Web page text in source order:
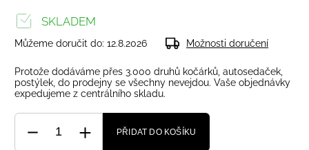
SKLADEM
Můžeme doručit do: 12.8.2026 Možnosti doručení
Protože dodáváme přes 3.000 druhů kočárků, autosedaček,
postýlek, do prodejny se všechny nevejdou. Vaše objednávky
expedujeme z centrálního skladu.
PŘIDAT DO KOŠÍKU